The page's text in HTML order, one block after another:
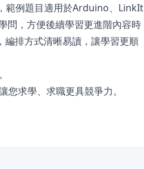
範例題目適用於Arduino、LinkIt
問，方便後續學習更進階內容時
排方式清晰易讀，讓學習更順
求學、求職更具競爭力。